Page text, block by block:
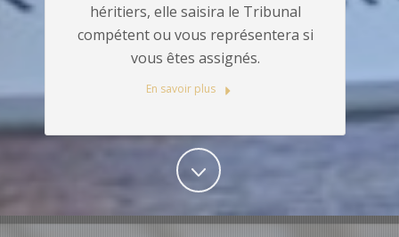
héritiers, elle saisira le Tribunal
compétent ou vous représentera si
vous êtes assignés.
En savoir plus